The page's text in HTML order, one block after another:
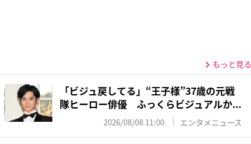
もっと見る
「ビジュ戻してる」“王子様”37歳の元戦
隊ヒーロー俳優 ふっくらビジュアルか...
2026/08/08 11:00 エンタメニュース